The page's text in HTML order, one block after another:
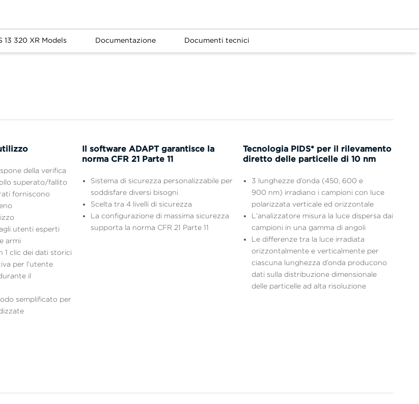
13 320 XR Models Documentazione Documenti tecnici
della verifica
superato/fallito
forniscono
utenti esperti
armi
1 clic dei dati storici
per l’utente
il
semplificato per
Il software ADAPT garantisce la
norma CFR 21 Parte 11
Sistema di sicurezza personalizzabile per
soddisfare diversi bisogni
Scelta tra 4 livelli di sicurezza
La configurazione di massima sicurezza
supporta la norma CFR 21 Parte 11
Tecnologia PIDS* per il rilevamento
diretto delle particelle di 10 nm
3 lunghezze d’onda (450, 600 e
900 nm) irradiano i campioni con luce
polarizzata verticale ed orizzontale
L’analizzatore misura la luce dispersa dai
campioni in una gamma di angoli
Le differenze tra la luce irradiata
orizzontalmente e verticalmente per
ciascuna lunghezza d’onda producono
dati sulla distribuzione dimensionale
delle particelle ad alta risoluzione